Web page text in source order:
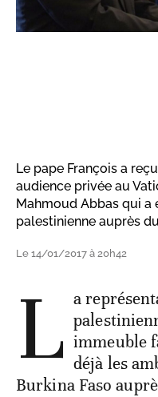
Le pape François a
audience privée au
Mahmoud Abbas qui a
palestinienne auprès
Le 14/01/2017 à 20h42
L a
immeuble
déjà les
Burkina Faso